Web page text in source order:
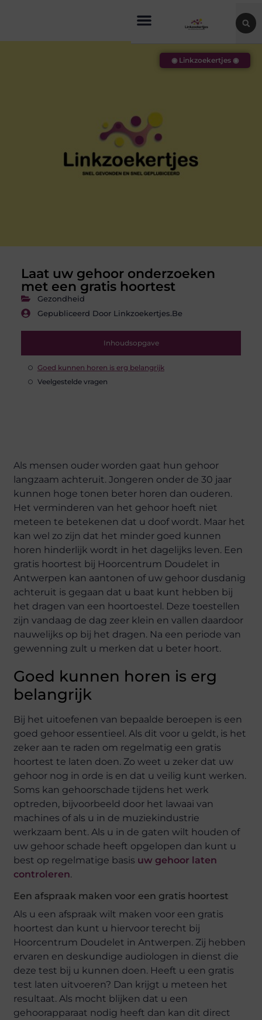
Laat uw gehoor onderzoeken
met een gratis hoortest
Gezondheid
Gepubliceerd Door Linkzoekertjes.be
Inhoudsopgave
Goed kunnen horen is erg belangrijk
Veelgestelde vragen
◉ Linkzoekertjes ◉
Als mensen ouder worden gaat hun gehoor
langzaam achteruit. Jongeren onder de 30 jaar
kunnen hoge tonen beter horen dan ouderen.
Het verminderen van het gehoor hoeft niet
meteen te betekenen dat u doof wordt. Maar het
kan wel zo zijn dat het minder goed kunnen
horen hinderlijk wordt in het dagelijks leven. Een
gratis hoortest bij Hoorcentrum Doudelet in
Antwerpen kan aantonen of uw gehoor dusdanig
achteruit is gegaan dat u baat kunt hebben bij
het dragen van een hoortoestel. Deze toestellen
zijn vandaag de dag zeer klein en vallen daardoor
nauwelijks op bij het dragen. Na een periode van
gewenning zult u merken dat u beter hoort.
Goed kunnen horen is erg
belangrijk
Bij het uitoefenen van bepaalde beroepen is een
goed gehoor essentieel. Als dit voor u geldt, is het
zeker aan te raden om regelmatig een gratis
hoortest te laten doen. Zo weet u zeker dat uw
gehoor nog in orde is en dat u veilig kunt werken.
Soms kan gehoorschade tijdens het werk
optreden, bijvoorbeeld door het lawaai van
machines of als u in de muziekindustrie
werkzaam bent. Als u in de gaten wilt houden of
uw gehoor schade heeft opgelopen dan kunt u
best op regelmatige basis uw gehoor laten
controleren.
Een afspraak maken voor een gratis hoortest
Als u een afspraak wilt maken voor een gratis
hoortest dan kunt u hiervoor terecht bij
Hoorcentrum Doudelet in Antwerpen. Zij hebben
ervaren en deskundige audiologen in dienst die
deze test bij u kunnen doen. Heeft u een gratis
test laten uitvoeren? Dan krijgt u meteen het
resultaat. Als mocht blijken dat u een
gehoorapparaat nodig heeft dan kan dit direct